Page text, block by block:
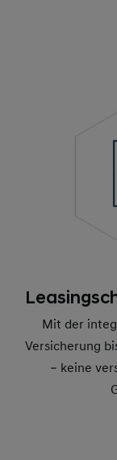
Mit der
Versicherung
– keine